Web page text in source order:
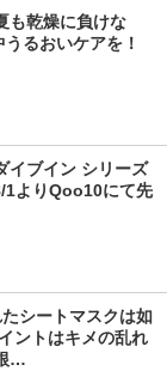
も乾燥に負けな
るおいケアを！
イブイン シリーズ
1よりQoo10にて先
シートマスクは如
ントはキメの乱れ
…